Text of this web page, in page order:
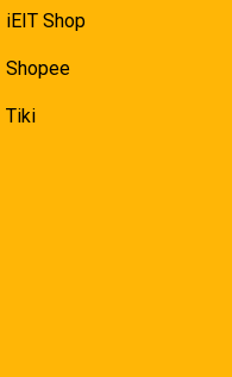
iEIT Shop
Shopee
Tiki